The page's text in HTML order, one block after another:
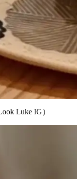
Luke IG）